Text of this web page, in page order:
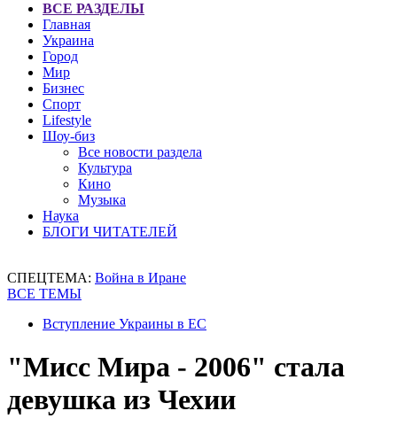
ВСЕ РАЗДЕЛЫ
Главная
Украина
Город
Мир
Бизнес
Спорт
Lifestyle
Шоу-биз
Все новости раздела
Культура
Кино
Музыка
Наука
БЛОГИ ЧИТАТЕЛЕЙ
СПЕЦТЕМА: Война в Иране
ВСЕ ТЕМЫ
Вступление Украины в ЕС
"Мисс Мира - 2006" стала
девушка из Чехии